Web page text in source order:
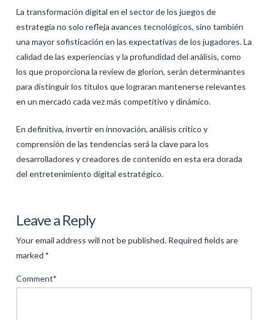
La transformación digital en el sector de los juegos de
estrategia no solo refleja avances tecnológicos, sino también
una mayor sofisticación en las expectativas de los jugadores. La
calidad de las experiencias y la profundidad del análisis, como
los que proporciona la review de glorion, serán determinantes
para distinguir los títulos que lograran mantenerse relevantes
en un mercado cada vez más competitivo y dinámico.
En definitiva, invertir en innovación, análisis crítico y
comprensión de las tendencias será la clave para los
desarrolladores y creadores de contenido en esta era dorada
del entretenimiento digital estratégico.
La
Nueva
Era
los
Leave a Reply
Your email address will not be published. Required fields are
marked *
Comment*